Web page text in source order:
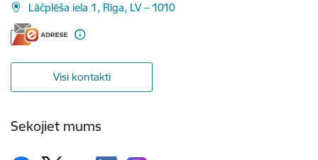
Lāčplēša iela 1, Rīga, LV – 1010
Visi kontakti
Sekojiet mums